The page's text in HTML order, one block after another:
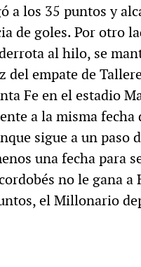
a los 35 puntos y
de goles. Por otro
al hilo, se
del empate de
Fe en el estadio
a la misma
sigue a un
una fecha para
no le gana
el Millonario